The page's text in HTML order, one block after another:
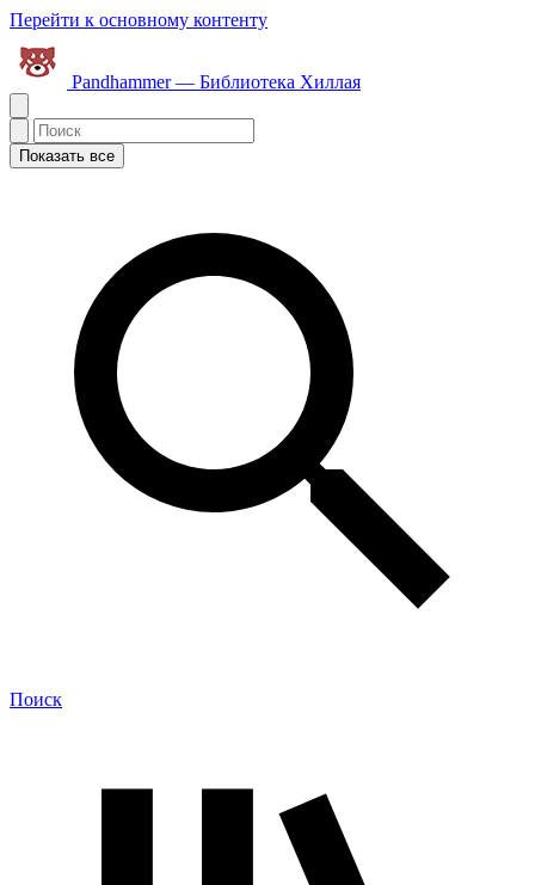
Перейти к основному контенту
Pandhammer — Библиотека Хиллая
Показать все
Поиск